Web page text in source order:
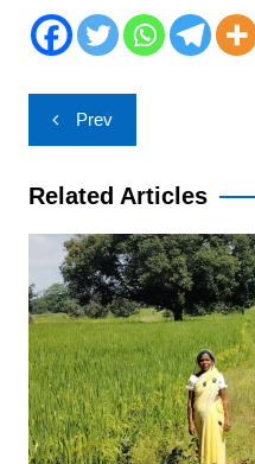
Post
navigation
Prev
Related Articles